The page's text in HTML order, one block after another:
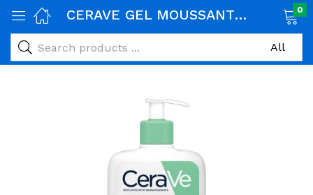
alimentaires)
CERAVE GEL MOUSSANT PEAUX NORMALES A GRASSES 473ML 0